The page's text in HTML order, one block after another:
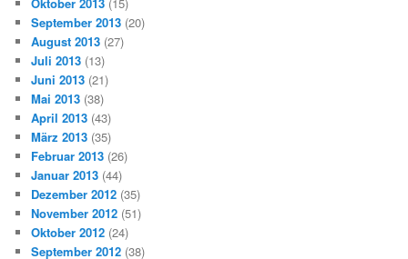
Oktober 2013 (15)
September 2013 (20)
August 2013 (27)
Juli 2013 (13)
Juni 2013 (21)
Mai 2013 (38)
April 2013 (43)
März 2013 (35)
Februar 2013 (26)
Januar 2013 (44)
Dezember 2012 (35)
November 2012 (51)
Oktober 2012 (24)
September 2012 (38)